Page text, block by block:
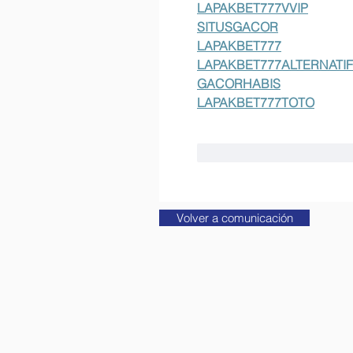
LAPAKBET777VVIP
SITUSGACOR
LAPAKBET777
LAPAKBET777ALTERNATIF
GACORHABIS
LAPAKBET777TOTO
Volver a comunicación